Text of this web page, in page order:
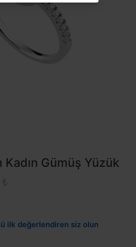
Kadın Gümüş Yüzük
ilk değerlendiren siz olun